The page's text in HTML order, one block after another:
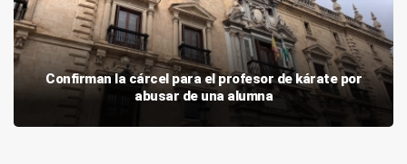
Confirman la cárcel para el profesor de kárate por
abusar de una alumna